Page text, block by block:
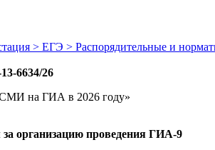
> ЕГЭ > Распорядительные и
6634/26
СМИ на ГИА в 2026 году»
организацию проведения ГИА-9